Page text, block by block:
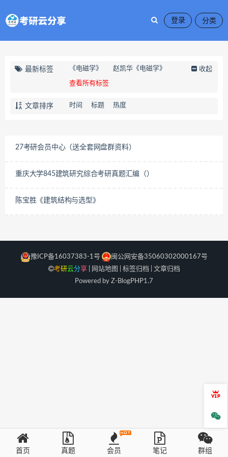
登录
最新标签 《电磁学》 赵凯华《电磁学》
查看所有标签
收起
文章排序 时间 标题 热度
27考研会员中心（送全套网盘群资料）
重庆大学845建筑研究综合考研真题汇编（）
陈宝胜《建筑结构与选型》
豫ICP备16037383-1号
闽公网安备35060302000167号
考研云分享| 网站地图 标签归档
文章归档
Powered by Z-BlogPHP1.7
首页 真题 会员 笔记 群组
会员
微信